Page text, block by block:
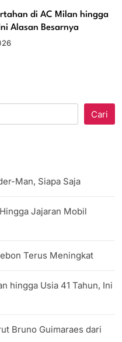
di AC Milan hingga
Alasan Besarnya
Cari
Man, Siapa Saja
Jajaran Mobil
Terus Meningkat
hingga Usia 41 Tahun, Ini
Bruno Guimaraes dari